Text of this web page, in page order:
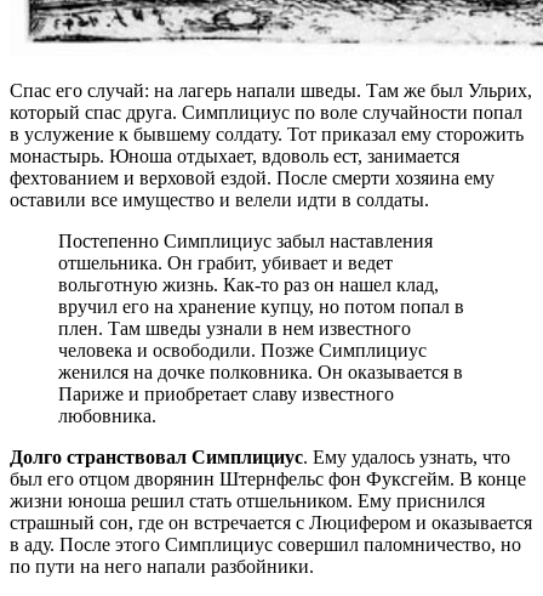
Спас его случай: на лагерь напали шведы. Там же был Ульрих,
который спас друга. Симплициус по воле случайности попал
в услужение к бывшему солдату. Тот приказал ему сторожить
монастырь. Юноша отдыхает, вдоволь ест, занимается
фехтованием и верховой ездой. После смерти хозяина ему
оставили все имущество и велели идти в солдаты.
Постепенно Симплициус забыл наставления
отшельника. Он грабит, убивает и ведет
вольготную жизнь. Как-то раз он нашел клад,
вручил его на хранение купцу, но потом попал в
плен. Там шведы узнали в нем известного
человека и освободили. Позже Симплициус
женился на дочке полковника. Он оказывается в
Париже и приобретает славу известного
любовника.
Долго странствовал Симплициус. Ему удалось узнать, что
был его отцом дворянин Штернфельс фон Фуксгейм. В конце
жизни юноша решил стать отшельником. Ему приснился
страшный сон, где он встречается с Люцифером и оказывается
в аду. После этого Симплициус совершил паломничество, но
по пути на него напали разбойники.